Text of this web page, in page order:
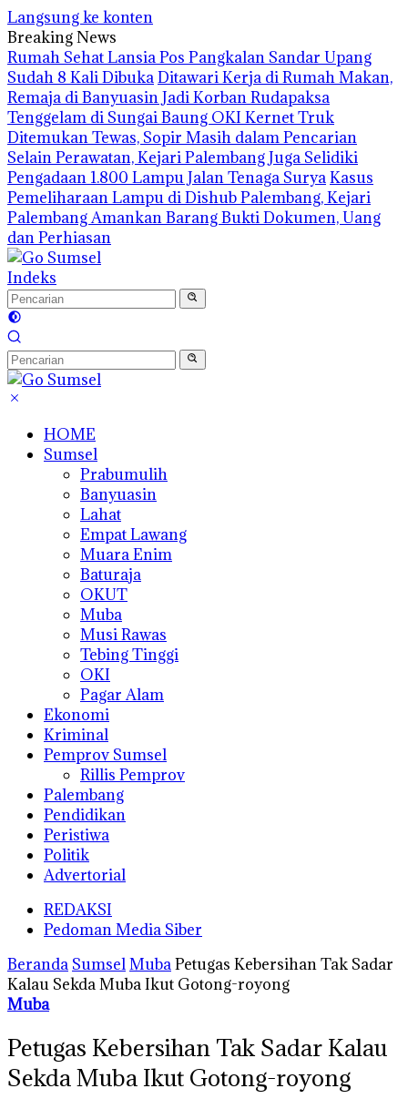
Langsung ke konten
Breaking News
Rumah Sehat Lansia Pos Pangkalan Sandar Upang
Sudah 8 Kali DibukaDitawari Kerja di Rumah Makan,
Remaja di Banyuasin Jadi Korban Rudapaksa
Tenggelam di Sungai Baung OKI Kernet Truk
Ditemukan Tewas, Sopir Masih dalam Pencarian
Selain Perawatan, Kejari Palembang Juga Selidiki
Pengadaan 1.800 Lampu Jalan Tenaga SuryaKasus
Pemeliharaan Lampu di Dishub Palembang, Kejari
Palembang Amankan Barang Bukti Dokumen, Uang
dan Perhiasan
Indeks
HOME
Sumsel
Prabumulih
Banyuasin
Lahat
Empat Lawang
Muara Enim
Baturaja
OKUT
Muba
Musi Rawas
Tebing Tinggi
OKI
Pagar Alam
Ekonomi
Kriminal
Pemprov Sumsel
Rillis Pemprov
Palembang
Pendidikan
Peristiwa
Politik
Advertorial
REDAKSI
Pedoman Media Siber
Beranda SumselMubaPetugas Kebersihan Tak Sadar
Kalau Sekda Muba Ikut Gotong-royong
Muba
Petugas Kebersihan Tak Sadar Kalau
Sekda Muba Ikut Gotong-royong